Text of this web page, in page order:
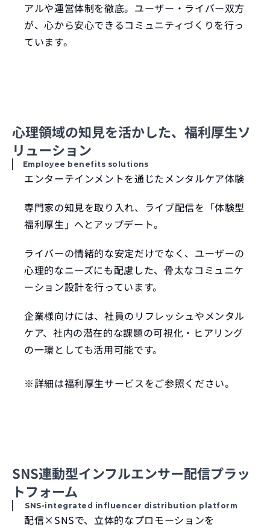
アルや運営体制を徹底。ユーザー・ライバー双方
が、心から安心できるコミュニティづくりを行っ
ています。
心理領域の知見を活かした、福利厚生ソ
リューション
Employee benefits solutions
エンターテインメントを通じたメンタルケア体験
専門家の知見を取り入れ、ライブ配信を「体験型
福利厚生」へとアップデート。
ライバーの情緒的な安定だけでなく、ユーザーの
心理的なニーズにも配慮した、骨太なコミュニケ
ーション設計を行っています。
企業様向けには、社員のリフレッシュやメンタル
ケア、社内の潜在的な課題の可視化・ヒアリング
の一環としても活用可能です。
※詳細は福利厚生サービスをご参照ください。
SNS連動型インフルエンサー配信プラッ
トフォーム
SNS-integrated influencer distribution platform
配信×SNSで、立体的なプロモーションを